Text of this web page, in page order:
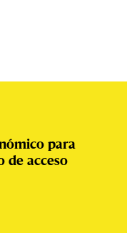
para
de acceso